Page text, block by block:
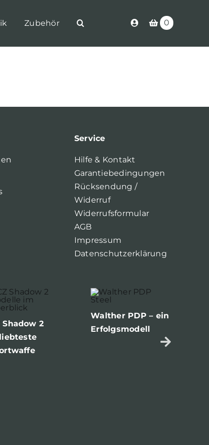
Zubehör 0
Service
Hilfe & Kontakt
Garantiebedingungen
Rücksendung /
Widerruf
Widerrufsformular
AGB
Impressum
Datenschutzerklärung
Shadow 2
Walther PDP – ein
Erfolgsmodell